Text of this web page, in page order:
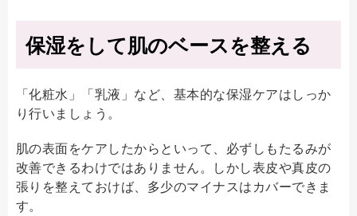
保湿をして肌のベースを整える
「化粧水」「乳液」など、基本的な保湿ケアはしっか
り行いましょう。
肌の表面をケアしたからといって、必ずしもたるみが
改善できるわけではありません。しかし表皮や真皮の
張りを整えておけば、多少のマイナスはカバーできま
す。